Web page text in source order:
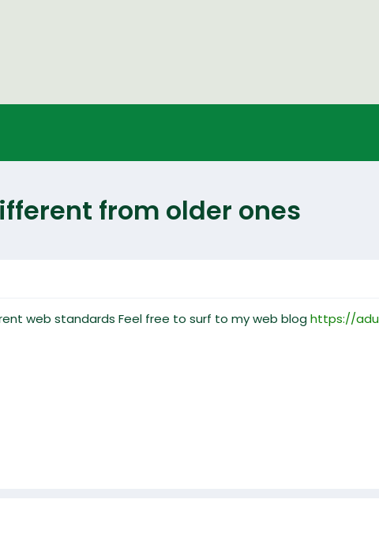
from older ones
web standards Feel free to surf to my web bloghttps://